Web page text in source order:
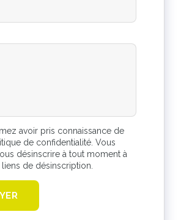
avoir pris connaissance de
de confidentialité. Vous
désinscrire à tout moment à
liens de désinscription.